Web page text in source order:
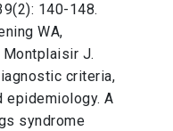
140-148.
WA,
Montplaisir J.
criteria,
epidemiology. A
syndrome